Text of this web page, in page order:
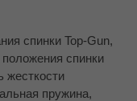
спинки Top-Gun,
спинки
жесткости
пружина,